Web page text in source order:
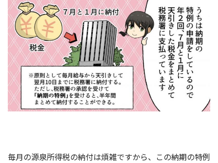
毎月の源泉所得税の納付は煩雑ですから、この納期の特例